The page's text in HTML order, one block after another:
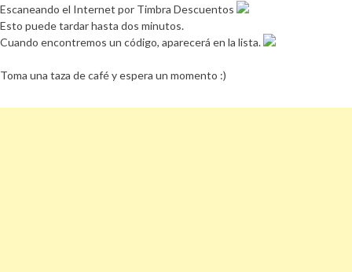
Escaneando el Internet por Timbra Descuentos
Esto puede tardar hasta dos minutos.
Cuando encontremos un código, aparecerá en la lista.
Toma una taza de café y espera un momento :)